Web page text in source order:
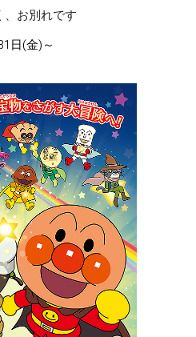
、お別れです
日(金)～